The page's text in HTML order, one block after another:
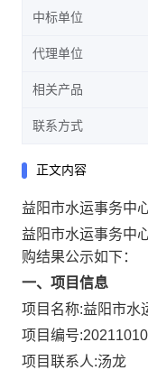
中标单位
代理单位
相关产品
联系方式
正文内容
益阳市水运事务中
益阳市水运事务中
购结果公示如下：
一、项目信息
项目名称:益阳市水
项目编号:
项目联系人:汤龙